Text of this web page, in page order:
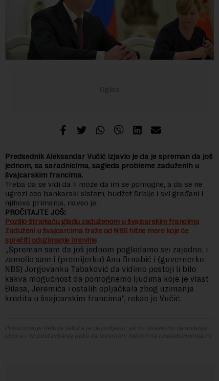
Predsednik Aleksandar Vučić izjavio je da je spreman da još
jednom, sa saradnicima, sagleda probleme zaduženih u
švajcarskim francima.
Treba da se vidi da li može da im se pomogne, a da se ne
ugrozi ceo bankarski sistem, budžet Srbije i svi građani i
njihova primanja, naveo je.
PROČITAJTE JOŠ:
Pozlilo štrajkaču glađu zaduženom u švajcarskim francima
Zaduženi u švajcarcima traže od NBS hitne mere koje će
sprečiti oduzimanje imovine
„Spreman sam da još jednom pogledamo svi zajedno, i
zamolio sam i (premijerku) Anu Brnabić i (guvernerku
NBS) Jorgovanku Tabaković da vidimo postoji li bilo
kakva mogućnost da pomognemo ljudima koje je vlast
Đilasa, Jeremića i ostalih opljačkala zbog uzimanja
kredita u švajcarskim francima“, rekao je Vučić.
Preuzimanje delova teksta je dozvoljeno, ali uz obavezno navođenje
izvora i uz postavljanje linka ka izvornom tekstu na novaekonomija.rs